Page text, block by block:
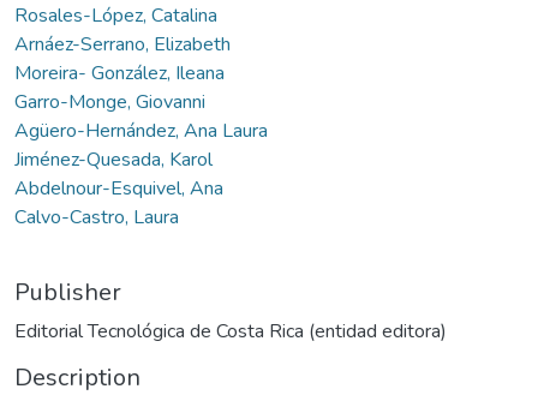
Rosales-López, Catalina
Arnáez-Serrano, Elizabeth
Moreira- González, Ileana
Garro-Monge, Giovanni
Agüero-Hernández, Ana Laura
Jiménez-Quesada, Karol
Abdelnour-Esquivel, Ana
Calvo-Castro, Laura
Publisher
Editorial Tecnológica de Costa Rica (entidad editora)
Description